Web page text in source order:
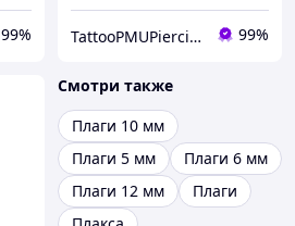
99% TattooPMUPiercing 99%
Смотри также
Плаги 10 мм
Плаги 5 мм
Плаги 6 мм
Плаги 12 мм
Плаги